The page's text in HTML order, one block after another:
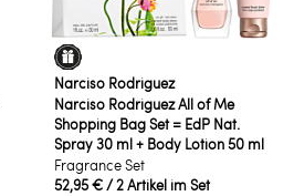
Narciso Rodriguez
Narciso Rodriguez All of Me
Shopping Bag Set = EdP Nat.
Spray 30 ml + Body Lotion 50 ml
Fragrance Set
52,95 €/ 2 Artikel im Set